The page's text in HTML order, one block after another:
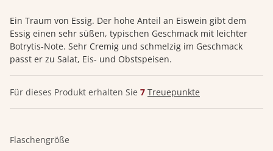
Ein Traum von Essig. Der hohe Anteil an Eiswein gibt dem
Essig einen sehr süßen, typischen Geschmack mit leichter
Botrytis-Note. Sehr Cremig und schmelzig im Geschmack
passt er zu Salat, Eis- und Obstspeisen.
Für dieses Produkt erhalten Sie 7 Treuepunkte
Flaschengröße